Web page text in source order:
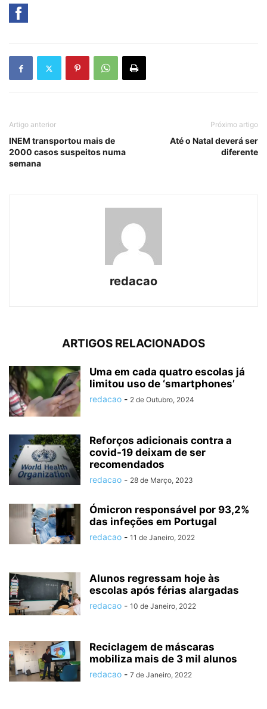
Artigo anterior
INEM transportou mais de
2000 casos suspeitos numa
semana
Próximo artigo
Até o Natal deverá ser
diferente
redacao
ARTIGOS RELACIONADOS
Uma em cada quatro escolas já
limitou uso de ‘smartphones’
redacao - 2 de Outubro, 2024
Reforços adicionais contra a
covid-19 deixam de ser
recomendados
redacao - 28 de Março, 2023
Ómicron responsável por 93,2%
das infeções em Portugal
redacao - 11 de Janeiro, 2022
Alunos regressam hoje às
escolas após férias alargadas
redacao - 10 de Janeiro, 2022
Reciclagem de máscaras
mobiliza mais de 3 mil alunos
redacao - 7 de Janeiro, 2022